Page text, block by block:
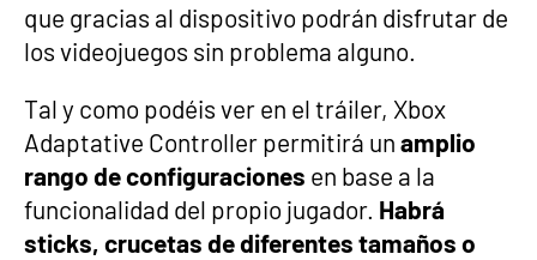
que gracias al dispositivo podrán disfrutar de
los videojuegos sin problema alguno.
Tal y como podéis ver en el tráiler, Xbox
Adaptative Controller permitirá un amplio
rango de configuraciones en base a la
funcionalidad del propio jugador. Habrá
sticks, crucetas de diferentes tamaños o